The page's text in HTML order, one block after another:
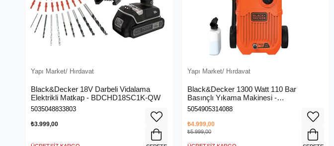
Yapı Market/ Hırdavat
Black&Decker 18V Darbeli Vidalama
Elektrikli Matkap - BDCHD18SC1K-QW
5035048833803
₺3.999,00
Yapı Market/ Hırdavat
Black&Decker 1300 Watt 110 Bar
Basınçlı Yıkama Makinesi -
(BEPW1300L-QS)
5054905314088
₺4.999,00
₺5.999,00